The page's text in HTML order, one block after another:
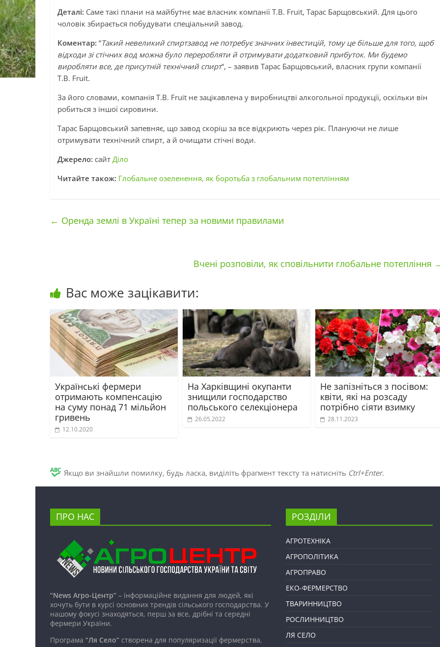
Деталі: Саме такі плани на майбутнє має власник компанії T.B. Fruit, Тарас Барщовський. Для цього
чоловік збирається побудувати спеціальний завод.
Коментар: “Такий невеликий спиртзавод не потребує значних інвестицій, тому це більше для того, щоб
відходи зі стічних вод можна було переробляти й отримувати додатковий прибуток. Ми будемо
виробляти все, де присутній технічний спирт“, – заявив Тарас Барщовський, власник групи компанії
T.B. Fruit.
За його словами, компанія T.B. Fruit не зацікавлена у виробництві алкогольної продукції, оскільки він
робиться з іншої сировини.
Тарас Барщовський запевняє, що завод скоріш за все відкриють через рік. Плануючи не лише
отримувати технічний спирт, а й очищати стічні води.
Джерело: сайт Діло
Читайте також: Глобальне озеленення, як боротьба з глобальним потеплінням
← Оренда землі в Україні тепер за новими правилами
Вчені розповіли, як сповільнити глобальне потепління
Вас може зацікавити:
Українські фермери
отримають компенсацію
на суму понад 71 мільйон
гривень
12.10.2020
На Харківщині окупанти
знищили господарство
польського селекціонера
26.05.2022
Не запізніться з посівом:
квіти, які на розсаду
потрібно сіяти взимку
28.11.2023
Якщо ви знайшли помилку, будь ласка, виділіть фрагмент тексту та натисніть Ctrl+Enter.
ПРО НАС
“News Агро-Центр” – інформаційне видання для людей, які
хочуть бути в курсі основних трендів сільського господарства. У
нашому фокусі знаходяться, перш за все, дрібні та середні
фермери України.
Програма “Ля Село” створена для популяризації фермерства,
РОЗДІЛИ
АГРОТЕХНІКА
АГРОПОЛІТИКА
АГРОПРАВО
ЕКО-ФЕРМЕРСТВО
ТВАРИННИЦТВО
РОСЛИННИЦТВО
ЛЯ СЕЛО